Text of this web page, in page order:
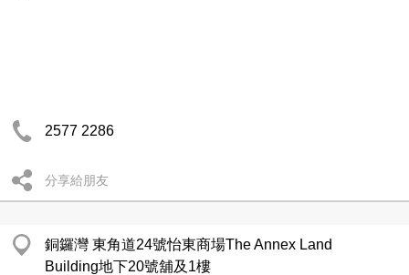
2577 2286
分享給朋友
銅鑼灣 東角道24號怡東商場The Annex Land
Building地下20號舖及1樓